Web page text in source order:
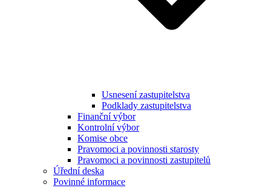
Usnesení zastupitelstva
Podklady zastupitelstva
Finanční výbor
Kontrolní výbor
Komise obce
Pravomoci a povinnosti starosty
Pravomoci a povinnosti zastupitelů
Úřední deska
Povinné informace